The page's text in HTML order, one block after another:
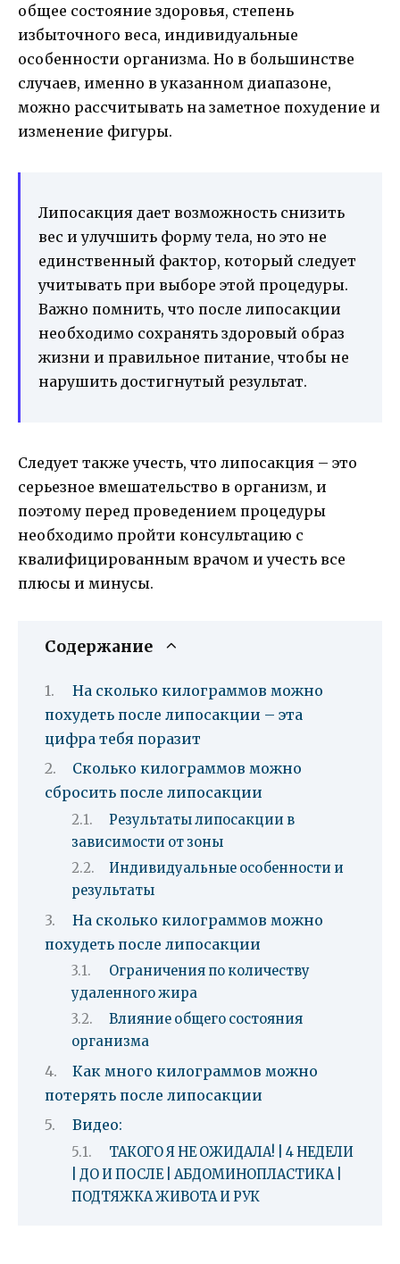
общее состояние здоровья, степень
избыточного веса, индивидуальные
особенности организма. Но в большинстве
случаев, именно в указанном диапазоне,
можно рассчитывать на заметное похудение и
изменение фигуры.
Липосакция дает возможность снизить
вес и улучшить форму тела, но это не
единственный фактор, который следует
учитывать при выборе этой процедуры.
Важно помнить, что после липосакции
необходимо сохранять здоровый образ
жизни и правильное питание, чтобы не
нарушить достигнутый результат.
Следует также учесть, что липосакция – это
серьезное вмешательство в организм, и
поэтому перед проведением процедуры
необходимо пройти консультацию с
квалифицированным врачом и учесть все
плюсы и минусы.
Содержание
На сколько килограммов можно
похудеть после липосакции – эта
цифра тебя поразит
Сколько килограммов можно
сбросить после липосакции
Результаты липосакции в
зависимости от зоны
Индивидуальные особенности и
результаты
На сколько килограммов можно
похудеть после липосакции
Ограничения по количеству
удаленного жира
Влияние общего состояния
организма
Как много килограммов можно
потерять после липосакции
Видео:
ТАКОГО Я НЕ ОЖИДАЛА! | 4 НЕДЕЛИ
| ДО И ПОСЛЕ | АБДОМИНОПЛАСТИКА |
ПОДТЯЖКА ЖИВОТА И РУК